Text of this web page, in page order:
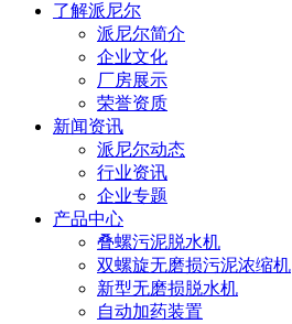
了解派尼尔
派尼尔简介
企业文化
厂房展示
荣誉资质
新闻资讯
派尼尔动态
行业资讯
企业专题
产品中心
叠螺污泥脱水机
双螺旋无磨损污泥浓缩机
新型无磨损脱水机
自动加药装置